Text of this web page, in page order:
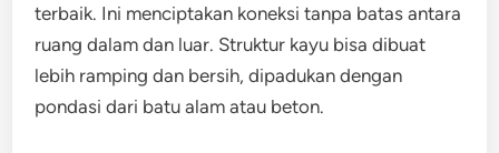
terbaik. Ini menciptakan koneksi tanpa batas antara
ruang dalam dan luar. Struktur kayu bisa dibuat
lebih ramping dan bersih, dipadukan dengan
pondasi dari batu alam atau beton.